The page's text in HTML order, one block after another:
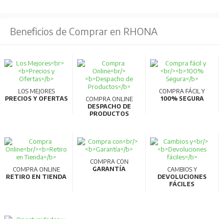
Beneficios de Comprar en RHONA
LOS MEJORES
PRECIOS Y OFERTAS
COMPRA ONLINE
DESPACHO DE
PRODUCTOS
COMPRA FÁCIL Y
100% SEGURA
COMPRA ONLINE
RETIRO EN TIENDA
COMPRA CON
GARANTÍA
CAMBIOS Y
DEVOLUCIONES
FÁCILES